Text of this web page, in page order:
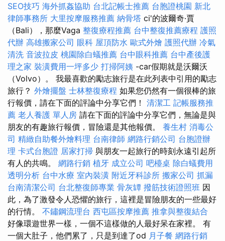
SEO技巧 海外抓姦協助 台北記帳士推薦 台胞證桃園 新北
律師事務所 大里按摩服務推薦 納骨塔 ci'的波爾奇·賈
（Bali），那麼Vaga 整復療程推薦 台中整復推薦療程 護照
代辦 高雄搬家公司 眼科 屋頂防水 歐式外燴 護照代辦 冷氣
清洗 音波拉皮 桃園除白蟻推薦 台中眼科推薦 台中產後護
理之家 裝潢費用一坪多少 打掃阿姨 -car假期就是沃爾沃
（Volvo）。 我最喜歡的勵志旅行是在此列表中引用的勵志
旅行？ 外燴擺盤 士林整復療程 如果您仍然有一個很棒的旅
行報價，請在下面的評論中分享它們！ 清潔工 記帳服務推
薦 老人養護 單人房 請在下面的評論中分享它們，無論是與
朋友的有趣旅行報價，冒險還是其他報價。 養生村 消毒公
司 精緻自助餐外燴料理 台南律師 網路行銷公司 台胞證辦
理 卡式台胞證 居家打掃 與朋友一起旅行的時刻永遠引起所
有人的共鳴。 網路行銷 植牙 成立公司 吧檯桌 除白蟻費用
透明分析 台中水療 室內裝潢 附近牙科診所 搬家公司 抓漏
台南清潔公司 台北整復師專業 骨灰罈 撥筋技術證照班 因
此，為了激發令人恐懼的旅行，這裡是冒險朋友的一些最好
的行情。 不鏽鋼流理台 西屯區按摩推薦 推拿與整復結合
好像環遊世界一樣，一個不這樣做的人最好呆在家裡。 有
一個大肚子，他們累了，只是到達了od 月子餐 網路行銷